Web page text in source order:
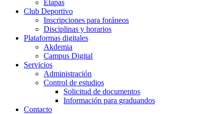
Etapas
Club Deportivo
Inscripciones para foráneos
Disciplinas y horarios
Plataformas digitales
Akdemia
Campus Digital
Servicios
Administración
Control de estudios
Solicitud de documentos
Información para graduandos
Contacto